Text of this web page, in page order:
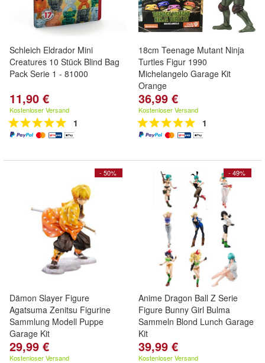
Schleich Eldrador Mini
Creatures 10 Stück Blind Bag
Pack Serie 1 - 81000
11,90 €
Kostenloser Versand
1
18cm Teenage Mutant Ninja
Turtles Figur 1990
Michelangelo Garage Kit
Orange
36,99 €
Kostenloser Versand
1
- 50%
Dämon Slayer Figure
Agatsuma Zenitsu Figurine
Sammlung Modell Puppe
Garage Kit
29,99 €
Kostenloser Versand
- 49%
Anime Dragon Ball Z Serie
Figure Bunny Girl Bulma
Sammeln Blond Lunch Garage
Kit
39,99 €
Kostenloser Versand